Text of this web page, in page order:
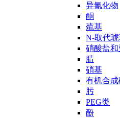
异氰化物
酮
巯基
N-取代
硝酸盐
腈
硝基
有机合
肟
PEG类
酚